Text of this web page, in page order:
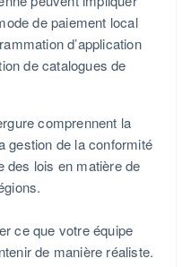
de paiement local
d’application
de catalogues de
comprennent la
gestion de la conformité
des lois en matière de
ce que votre équipe
de manière réaliste.